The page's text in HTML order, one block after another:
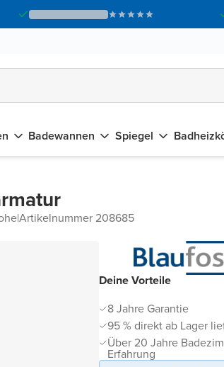
Badewannen Spiegel
|Artikelnummer 208685
Deine Vorteile
8 Jahre Garantie
95 % direkt ab Lager
Über 20 Jahre
Erfahrung